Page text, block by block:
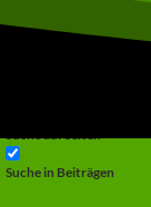
Suche auf Seiten
Suche in Beiträgen